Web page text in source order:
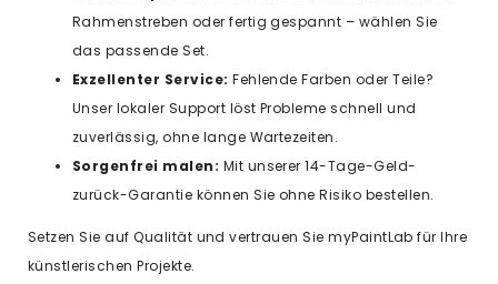
Rahmenstreben oder fertig gespannt – wählen Sie
das passende Set.
Exzellenter Service: Fehlende Farben oder Teile?
Unser lokaler Support löst Probleme schnell und
zuverlässig, ohne lange Wartezeiten.
Sorgenfrei malen: Mit unserer 14-Tage-Geld-
zurück-Garantie können Sie ohne Risiko bestellen.
Setzen Sie auf Qualität und vertrauen Sie myPaintLab für Ihre
künstlerischen Projekte.